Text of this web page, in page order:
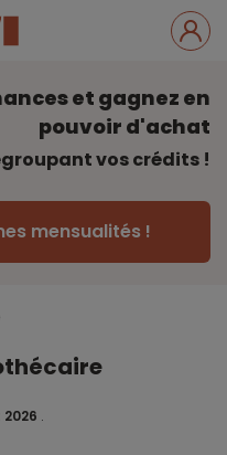
et gagnez en
pouvoir d'achat
vos crédits !
mensualités !
.